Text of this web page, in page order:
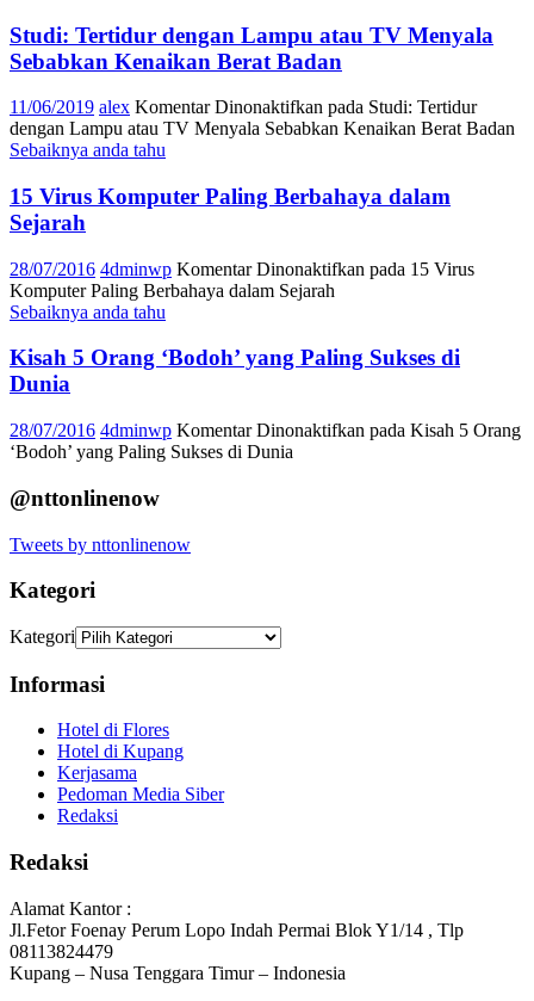
Studi: Tertidur dengan Lampu atau TV Menyala
Sebabkan Kenaikan Berat Badan
11/06/2019 alex Komentar Dinonaktifkan pada Studi: Tertidur
dengan Lampu atau TV Menyala Sebabkan Kenaikan Berat Badan
Sebaiknya anda tahu
15 Virus Komputer Paling Berbahaya dalam
Sejarah
28/07/2016 4dminwp Komentar Dinonaktifkan pada 15 Virus
Komputer Paling Berbahaya dalam Sejarah
Sebaiknya anda tahu
Kisah 5 Orang ‘Bodoh’ yang Paling Sukses di
Dunia
28/07/2016 4dminwp Komentar Dinonaktifkan pada Kisah 5 Orang
‘Bodoh’ yang Paling Sukses di Dunia
@nttonlinenow
Tweets by nttonlinenow
Kategori
Kategori
Informasi
Hotel di Flores
Hotel di Kupang
Kerjasama
Pedoman Media Siber
Redaksi
Redaksi
Alamat Kantor :
Jl.Fetor Foenay Perum Lopo Indah Permai Blok Y1/14 , Tlp
08113824479
Kupang – Nusa Tenggara Timur – Indonesia